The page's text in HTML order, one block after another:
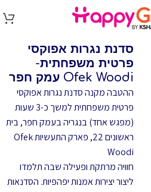
סדנת נגרות אפוקסי
פרטית משפחתית-
Ofek Woodi עמק חפר
ההטבה מקנה סדנת נגרות אפוקסי
פרטית משפחתית למשך כ-3 שעות
(מפגש אחד) בנגריה בעמק חפר, בית
ראשונים 22, פארק התעשיות Ofek
Woodi
חוויה מרתקת ופעילה שבה תלמדו
ליצור יצירות אמנות יפהפיות. הסדנאות